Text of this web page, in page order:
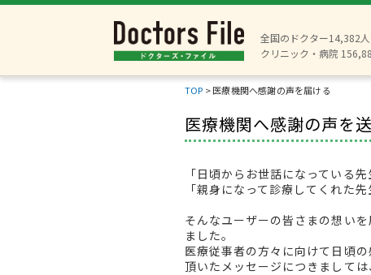
全国のドクター14,382
クリニック・病院
TOP >医療機関へ感謝の声を届ける
医療機関へ感謝の声を
「日頃からお世話になっている
「親身になって診療してくれた
そんなユーザーの皆さまの想い
ました。
医療従事者の方々に向けて日頃
頂いたメッセージにつきまして